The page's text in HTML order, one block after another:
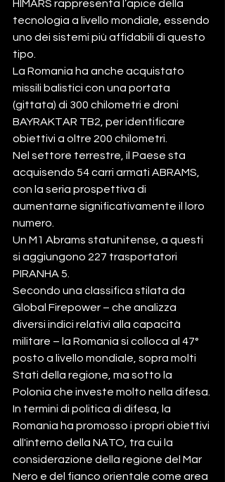
HIMARS rappresenta l’apice della
tecnologia a livello mondiale, essendo
uno dei sistemi più affidabili di questo
tipo.
La Romania ha anche acquistato
missili balistici con una portata
(gittata) di 300 chilometri e droni
BAYRAKTAR TB2, per identificare
obiettivi a oltre 200 chilometri.
Nel settore terrestre, il Paese sta
acquisendo 54 carri armati ABRAMS,
con la seria prospettiva di
aumentarne significativamente il loro
numero.
Un M1 Abrams statunitense, a questi
si aggiungono 227 trasportatori
PIRANHA 5.
Secondo una classifica stilata da
Global Firepower – che analizza
diversi indici relativi alla capacità
militare – la Romania si colloca al 47°
posto a livello mondiale, sopra molti
Stati della regione, ma sotto la
Polonia che investe molto nella difesa.
In termini di politica di difesa, la
Romania ha promosso i propri obiettivi
all'interno della NATO, tra cui la
considerazione della regione del Mar
Nero e del fianco orientale come area